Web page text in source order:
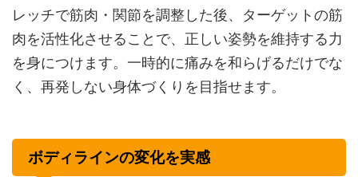
レッチで筋肉・関節を調整した後、ターゲットの筋
肉を活性化させることで、正しい姿勢を維持する力
を身につけます。一時的に痛みを和らげるだけでな
く、再発しない身体づくりを目指せます。
ボディラインの変化を実感